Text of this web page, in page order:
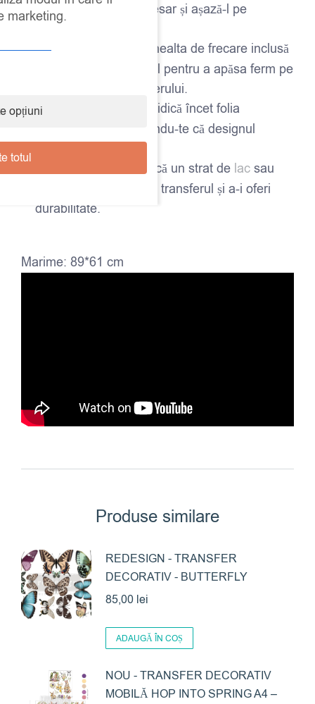
transferul dacă e necesar și așază-l pe
suprafața dorită.
Frecare:
Folosește unealta de frecare inclusă
împreună cu transferul pentru a apăsa ferm pe
toată suprafața transferului.
Îndepărtează folia:
Ridică încet folia
transparentă, asigurându-te că designul
rămâne pe suprafață.
La final, aplică un strat de lac sau
pentru a proteja transferul și a-i oferi
durabilitate.
Marime: 89*61 cm
Produse similare
REDESIGN - TRANSFER
DECORATIV - BUTTERFLY
85,00 lei
ADAUGĂ ÎN COȘ
NOU - TRANSFER DECORATIV
MOBILĂ HOP INTO SPRING A4 –
marketing.
opțiuni
totul